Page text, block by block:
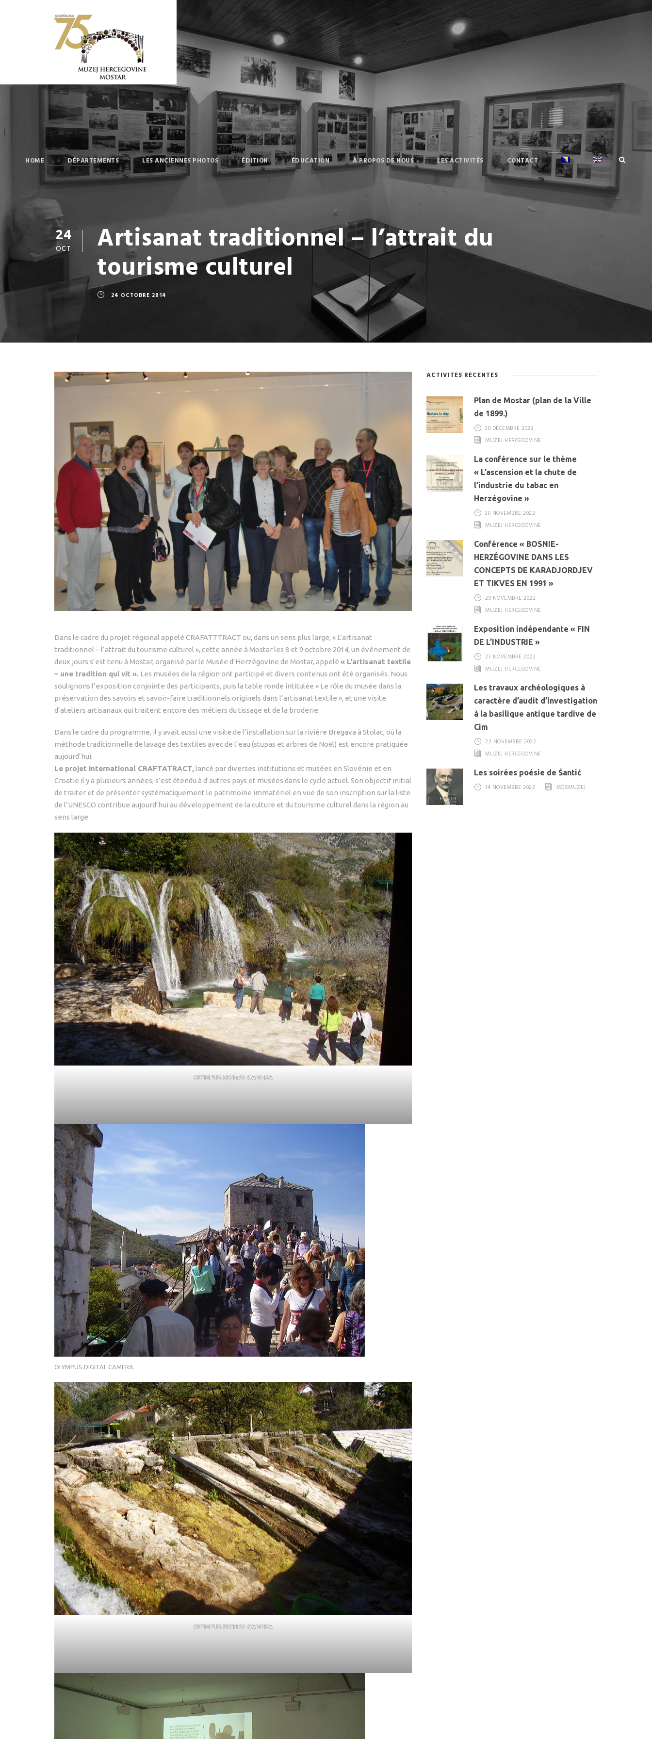
HOME DÉPARTEMENTS LES ANCIENNES PHOTOS ÉDITION ÉDUCATION À PROPOS DE NOUS LES ACTIVITÉS CONTACT
24
OCT Artisanat traditionnel – l’attrait du
tourisme culturel
24 OCTOBRE 2014
Dans le cadre du projet régional appelé CRAFATTTRACT ou, dans un sens plus large, « L’artisanat
traditionnel – l’attrait du tourisme culturel », cette année à Mostar les 8 et 9 octobre 2014, un événement de
deux jours s’est tenu à Mostar, organisé par le Musée d’Herzégovine de Mostar, appelé « L’artisanat textile
– une tradition qui vit ». Les musées de la région ont participé et divers contenus ont été organisés. Nous
soulignons l’exposition conjointe des participants, puis la table ronde intitulée « Le rôle du musée dans la
préservation des savoirs et savoir-faire traditionnels originels dans l’artisanat textile », et une visite
d’ateliers artisanaux qui traitent encore des métiers du tissage et de la broderie.
Dans le cadre du programme, il y avait aussi une visite de l’installation sur la rivière Bregava à Stolac, où la
méthode traditionnelle de lavage des textiles avec de l’eau (stupas et arbres de Noël) est encore pratiquée
aujourd’hui.
Le projet international CRAFTATRACT, lancé par diverses institutions et musées en Slovénie et en
Croatie il y a plusieurs années, s’est étendu à d’autres pays et musées dans le cycle actuel. Son objectif initial
de traiter et de présenter systématiquement le patrimoine immatériel en vue de son inscription sur la liste
de l’UNESCO contribue aujourd’hui au développement de la culture et du tourisme culturel dans la région au
sens large.
OLYMPUS DIGITAL CAMERA
OLYMPUS DIGITAL CAMERA
OLYMPUS DIGITAL CAMERA
ACTIVITÉS RÉCENTES
Plan de Mostar (plan de la Ville
de 1899.)
30 DÉCEMBRE 2022
MUZEJ HERCEGOVINE
La conférence sur le thème
« L’ascension et la chute de
l’industrie du tabac en
Herzégovine »
30 NOVEMBRE 2022
MUZEJ HERCEGOVINE
Conférence « BOSNIE-
HERZÉGOVINE DANS LES
CONCEPTS DE KARADJORDJEV
ET TIKVES EN 1991 »
29 NOVEMBRE 2022
MUZEJ HERCEGOVINE
Exposition indépendante « FIN
DE L’INDUSTRIE »
23 NOVEMBRE 2022
MUZEJ HERCEGOVINE
Les travaux archéologiques à
caractère d’audit d’investigation
à la basilique antique tardive de
Cim
22 NOVEMBRE 2022
MUZEJ HERCEGOVINE
Les soirées poésie de Šantić
14 NOVEMBRE 2022
MOXMUZEJ